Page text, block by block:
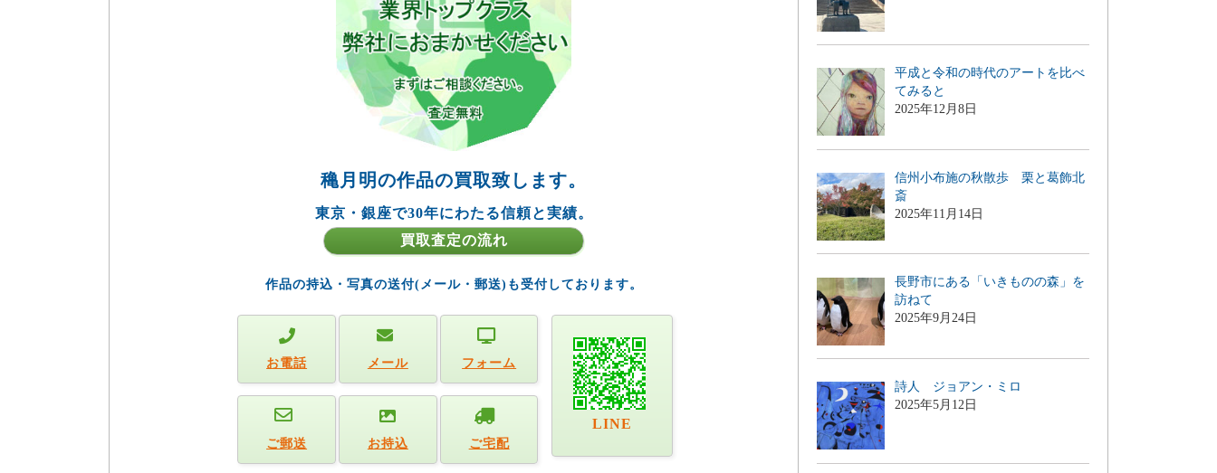
穐月明の作品の買取致します。
東京・銀座で30年にわたる信頼と実績。
買取査定の流れ
作品の持込・写真の送付(メール・郵送)も受付しております。
お電話 メール フォーム
ご郵送 お持込 ご宅配
LINE
平成と令和の時代のアートを比べ
てみると
2025年12月8日
信州小布施の秋散歩 栗と葛飾北
斎
2025年11月14日
長野市にある「いきものの森」を
訪ねて
2025年9月24日
詩人 ジョアン・ミロ
2025年5月12日